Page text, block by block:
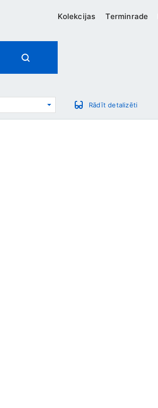
Kolekcijas Terminrade
Rādīt detalizēti